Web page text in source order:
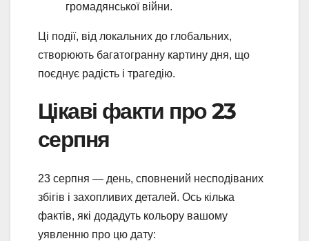
громадянської війни.
Ці події, від локальних до глобальних,
створюють багатогранну картину дня, що
поєднує радість і трагедію.
Цікаві факти про 23
серпня
23 серпня — день, сповнений несподіваних
збігів і захопливих деталей. Ось кілька
фактів, які додадуть кольору вашому
уявленню про цю дату: